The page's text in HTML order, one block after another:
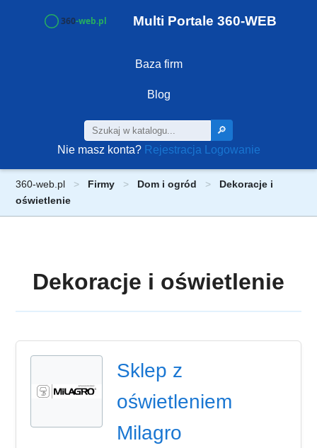
Multi Portale 360-WEB
Baza firm
Blog
🔎
Nie masz konta? Rejestracja Logowanie
360-web.pl Firmy Dom i ogród
Dekoracje i
oświetlenie
Dekoracje i oświetlenie
Sklep z
oświetleniem
Milagro